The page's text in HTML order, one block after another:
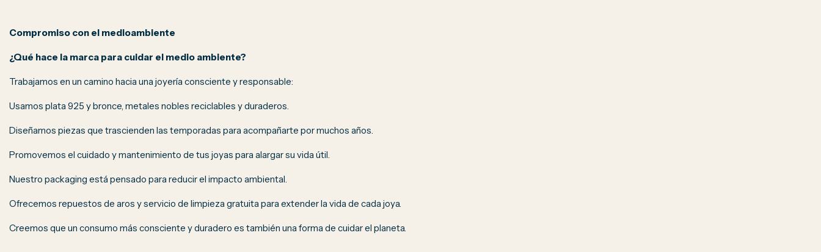
Compromiso con el medioambiente
¿Qué hace la marca para cuidar el medio ambiente?
Trabajamos en un camino hacia una joyería consciente y responsable:
Usamos plata 925 y bronce, metales nobles reciclables y duraderos.
Diseñamos piezas que trascienden las temporadas para acompañarte por muchos años.
Promovemos el cuidado y mantenimiento de tus joyas para alargar su vida útil.
Nuestro packaging está pensado para reducir el impacto ambiental.
Ofrecemos repuestos de aros y servicio de limpieza gratuita para extender la vida de cada joya.
Creemos que un consumo más consciente y duradero es también una forma de cuidar el planeta.